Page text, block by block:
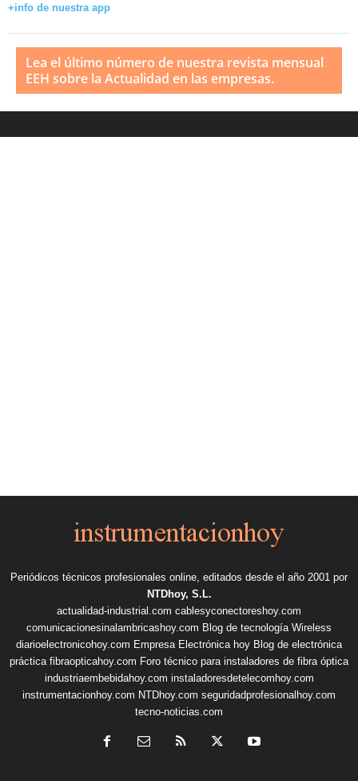
+info de nuestra app
Lea el último número de nuestra revista mensual
EEH sobre la Actualidad en las empresas.
Periódicos técnicos profesionales online, editados desde el año 2001 por
NTDhoy, S.L.
actualidad-industrial.com cablesyconectoreshoy.com
comunicacionesinalambricashoy.com Blog de tecnología Wireless
diarioelectronicohoy.com Empresa Electrónica hoy Blog de electrónica
práctica fibraopticahoy.com Foro técnico para instaladores de fibra óptica
industriaembebidahoy.com instaladoresdetelecomhoy.com
instrumentacionhoy.com NTDhoy.com seguridadprofesionalhoy.com
tecno-noticias.com